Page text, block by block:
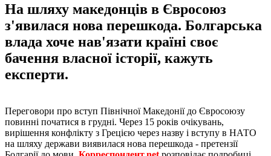
На шляху македонців в Євросоюз
з'явилася нова перешкода. Болгарська
влада хоче нав'язати країні своє
бачення власної історії, кажуть
експерти.
Переговори про вступ Північної Македонії до Євросоюзу
повинні початися в грудні. Через 15 років очікувань,
вирішення конфлікту з Грецією через назву і вступу в НАТО
на шляху держави виявилася нова перешкода - претензії